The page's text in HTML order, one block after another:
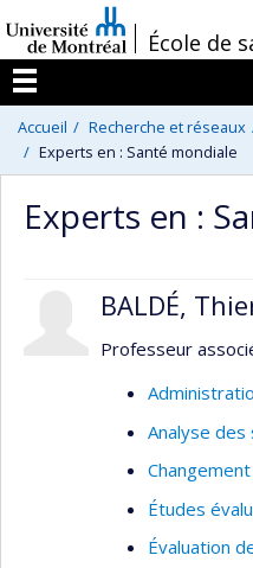
au
contenu
/École de
Menu
Accueil Recherche et réseaux
Experts en : Santé mondiale
Experts en :
BALDÉ,
Professeur
Analyse
Études
Évaluation